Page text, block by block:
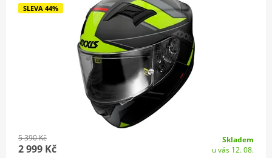
SLEVA 44%
5 390 Kč
2 999 Kč
Skladem
u vás 12. 08.